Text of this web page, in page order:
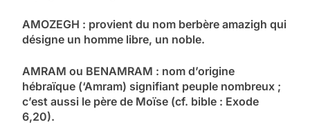
AMOZEGH : provient du nom berbère amazigh qui
désigne un homme libre, un noble.
AMRAM ou BENAMRAM : nom d’origine
hébraïque (‘Amram) signifiant peuple nombreux ;
c’est aussi le père de Moïse (cf. bible : Exode
6,20).